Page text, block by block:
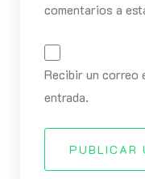
comentarios a
Recibir un correo
entrada.
PUBLICAR